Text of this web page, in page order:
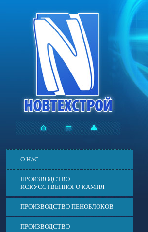
О НАС
ПРОИЗВОДСТВО
ИСКУССТВЕННОГО КАМНЯ
ПРОИЗВОДСТВО ПЕНОБЛОКОВ
ПРОИЗВОДСТВО